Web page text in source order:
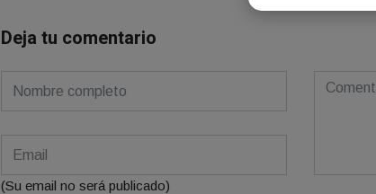
Deja tu comentario
(Su email no será publicado)